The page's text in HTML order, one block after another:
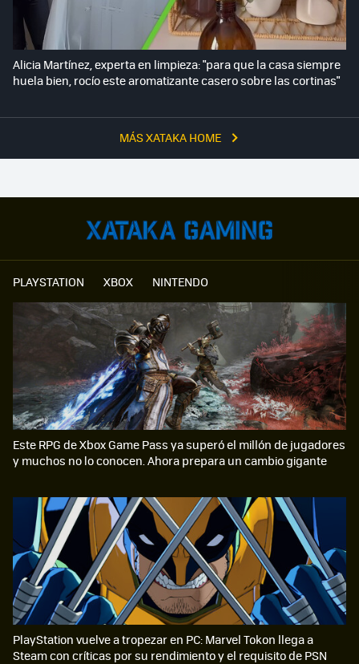
MÁS XATAKA HOME
Alicia Martínez, experta en limpieza: "para que la casa siempre
huela bien, rocío este aromatizante casero sobre las cortinas"
PLAYSTATION XBOX NINTENDO
Este RPG de Xbox Game Pass ya superó el millón de jugadores
y muchos no lo conocen. Ahora prepara un cambio gigante
PlayStation vuelve a tropezar en PC: Marvel Tokon llega a
Steam con críticas por su rendimiento y el requisito de PSN